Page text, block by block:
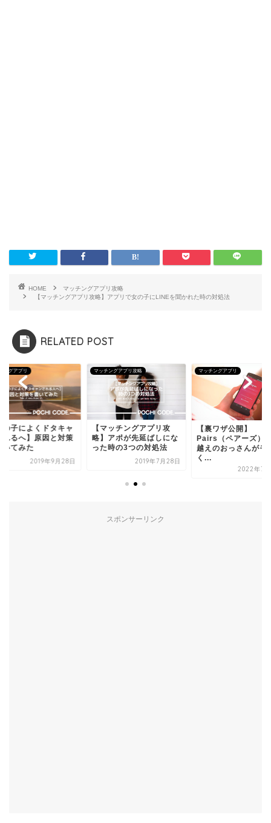
HOME
マッチングアプリ攻略
【マッチングアプリ攻略】アプリで女の子にLINEを聞かれた時の対処法
RELATED POST
ャ
策
マッチングアプリ攻略
【マッチングアプリ攻
略】アポが先延ばしにな
った時の3つの対処法
2019年7月28日
マッチングアプリ
【裏ワザ公開】
Pairs（ペアーズ）で30
越えのおっさんがモテま
く...
マッチング
【女の
ンされ
を書い
スポンサーリンク